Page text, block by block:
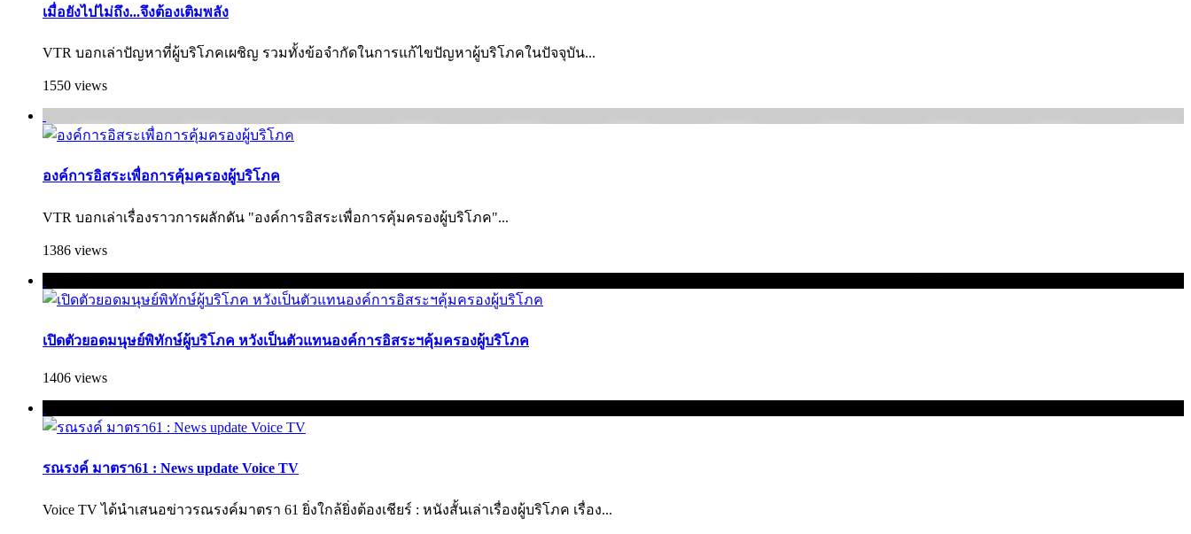
เมื่อยังไปไม่ถึง...จึงต้องเติมพลัง
VTR บอกเล่าปัญหาที่ผู้บริโภคเผชิญ รวมทั้งข้อจำกัดในการแก้ไขปัญหาผู้บริโภคใ­นปัจจุบัน...
1550 views
องค์การอิสระเพื่อการคุ้มครองผู้บริโภค
VTR บอกเล่าเรื่องราวการผลักดัน "องค์การอิสระเพื่อการคุ้มครองผู้บริ­โภค"...
1386 views
เปิดตัวยอดมนุษย์พิทักษ์ผู้บริโภค หวังเป็นตัวแทนองค์การอิสระฯคุ้มครองผู้บริโภค
1406 views
รณรงค์ มาตรา61 : News update Voice TV
Voice TV ได้นำเสนอข่าวรณรงค์มาตรา 61 ยิ่งใกล้ยิ่งต้องเชียร์ : หนังสั้นเล่าเรื่องผู้บริโภค เรื่อง...